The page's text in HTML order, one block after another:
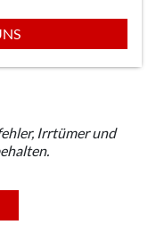
Irrtümer und